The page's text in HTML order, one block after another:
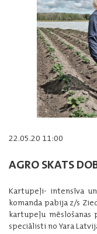
22.05.20 11:00
AGRO SKATS
Kartupeļi- intensīva
komanda pabija z/s
kartupeļu mēslošanas
speciālisti no Yara